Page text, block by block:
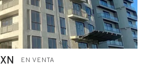
EN VENTA